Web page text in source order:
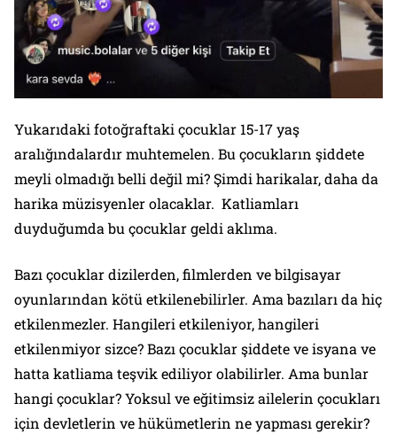
Yukarıdaki fotoğraftaki çocuklar 15-17 yaş
aralığındalardır muhtemelen. Bu çocukların şiddete
meyli olmadığı belli değil mi? Şimdi harikalar, daha da
harika müzisyenler olacaklar. Katliamları
duyduğumda bu çocuklar geldi aklıma.
Bazı çocuklar dizilerden, filmlerden ve bilgisayar
oyunlarından kötü etkilenebilirler. Ama bazıları da hiç
etkilenmezler. Hangileri etkileniyor, hangileri
etkilenmiyor sizce? Bazı çocuklar şiddete ve isyana ve
hatta katliama teşvik ediliyor olabilirler. Ama bunlar
hangi çocuklar? Yoksul ve eğitimsiz ailelerin çocukları
için devletlerin ve hükümetlerin ne yapması gerekir?